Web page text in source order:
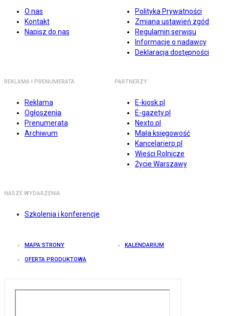
O nas
Kontakt
Napisz do nas
Polityka Prywatności
Zmiana ustawień zgód
Regulamin serwisu
Informacje o nadawcy
Deklaracja dostępności
REKLAMA I PRENUMERATA
Reklama
Ogłoszenia
Prenumerata
Archiwum
PARTNERZY
E-kiosk.pl
E-gazety.pl
Nexto.pl
Mała księgowość
Kancelarierp.pl
Wieści Rolnicze
Życie Warszawy
NASZE WYDARZENIA
Szkolenia i konferencje
MAPA STRONY KALENDARIUM
OFERTA PRODUKTOWA